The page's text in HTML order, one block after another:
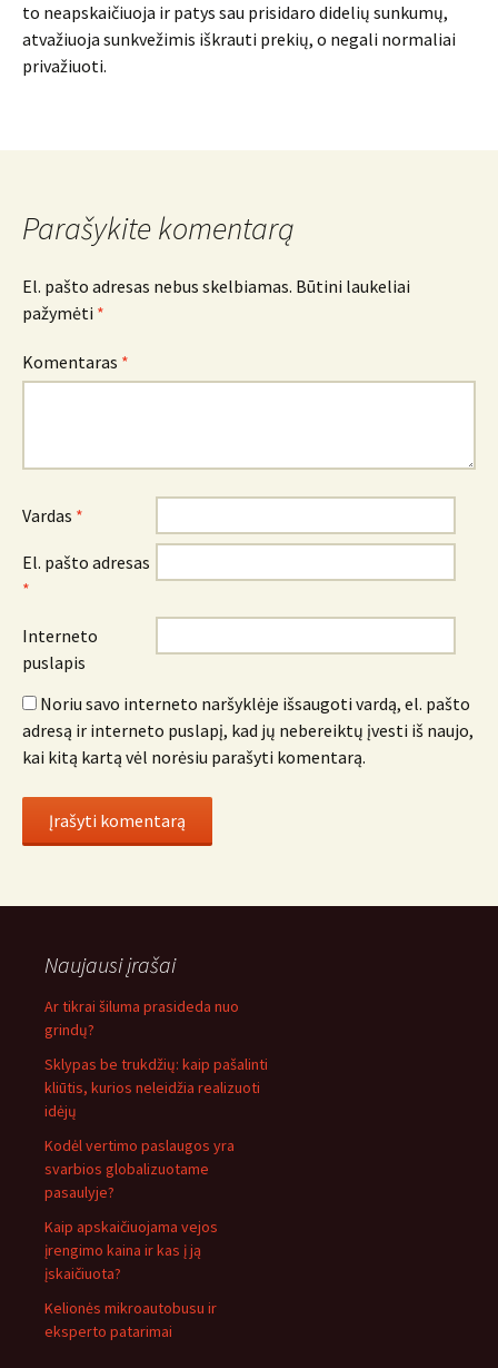
to neapskaičiuoja ir patys sau prisidaro didelių sunkumų,
atvažiuoja sunkvežimis iškrauti prekių, o negali normaliai
privažiuoti.
Parašykite komentarą
El. pašto adresas nebus skelbiamas. Būtini laukeliai
pažymėti *
Komentaras *
Vardas *
El. pašto adresas
*
Interneto
puslapis
Noriu savo interneto naršyklėje išsaugoti vardą, el. pašto
adresą ir interneto puslapį, kad jų nebereiktų įvesti iš naujo,
kai kitą kartą vėl norėsiu parašyti komentarą.
Naujausi įrašai
Ar tikrai šiluma prasideda nuo
grindų?
Sklypas be trukdžių: kaip pašalinti
kliūtis, kurios neleidžia realizuoti
idėjų
Kodėl vertimo paslaugos yra
svarbios globalizuotame
pasaulyje?
Kaip apskaičiuojama vejos
įrengimo kaina ir kas į ją
įskaičiuota?
Kelionės mikroautobusu ir
eksperto patarimai